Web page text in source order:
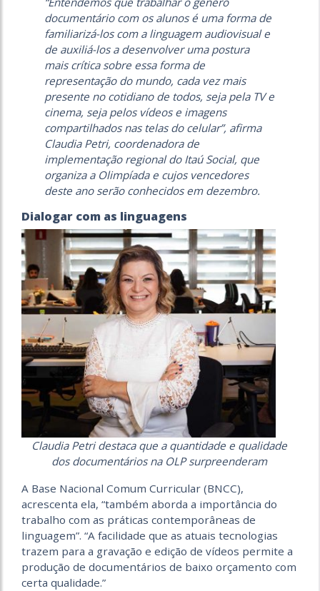
documentário com os alunos é uma forma de
familiarizá-los com a linguagem audiovisual e
de auxiliá-los a desenvolver uma postura
mais crítica sobre essa forma de
representação do mundo, cada vez mais
presente no cotidiano de todos, seja pela TV e
cinema, seja pelos vídeos e imagens
compartilhados nas telas do celular”, afirma
Claudia Petri, coordenadora de
implementação regional do Itaú Social, que
organiza a Olimpíada e cujos vencedores
deste ano serão conhecidos em dezembro.
Dialogar com as linguagens
Claudia Petri destaca que a quantidade e qualidade
dos documentários na OLP surpreenderam
A Base Nacional Comum Curricular (BNCC),
acrescenta ela, “também aborda a importância do
trabalho com as práticas contemporâneas de
linguagem”. “A facilidade que as atuais tecnologias
trazem para a gravação e edição de vídeos permite a
produção de documentários de baixo orçamento com
certa qualidade.”